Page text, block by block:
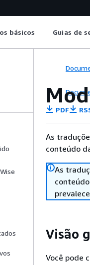
básicos Guias de
PDF
As
conteúdo
As
Visão
Você pode